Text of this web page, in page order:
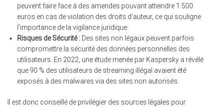
peuvent faire face à des amendes pouvant atteindre 1 500
euros en cas de violation des droits d’auteur, ce qui souligne
l’importance de la vigilance juridique.
Risques de Sécurité : Des sites non légaux peuvent parfois
compromettre la sécurité des données personnelles des
utilisateurs. En 2022, une étude menée par Kaspersky a révélé
que 90 % des utilisateurs de streaming illégal avaient été
exposés à des malwares via des sites non autorisés.
Il est donc conseillé de privilégier des sources légales pour